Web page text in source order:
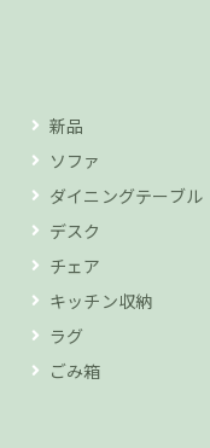
新品
ソファ
ダイニングテーブル
デスク
チェア
キッチン収納
ラグ
ごみ箱